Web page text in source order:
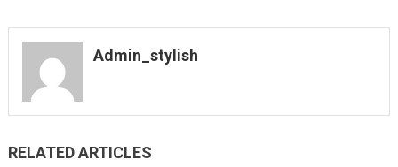
Admin_stylish
RELATED ARTICLES